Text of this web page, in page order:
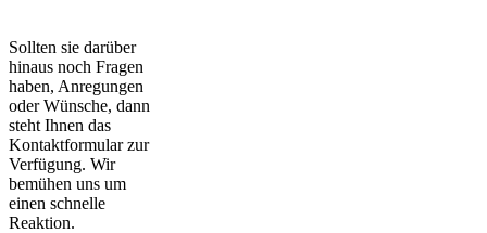
Sollten sie darüber
hinaus noch Fragen
haben, Anregungen
oder Wünsche, dann
steht Ihnen das
Kontaktformular zur
Verfügung. Wir
bemühen uns um
einen schnelle
Reaktion.